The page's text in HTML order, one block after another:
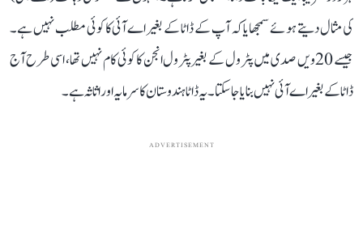
کی مثال دیتے ہوئے سمجھایا کہ آپ کے ڈاٹا کے بغیر اے آئی کا کوئی مطلب نہیں ہے۔
جیسے 20ویں صدی میں پٹرول کے بغیر پٹرول انجن کا کوئی کام نہیں تھا، اسی طرح آج
ڈاٹا کے بغیر اے آئی نہیں بنایا جا سکتا۔ یہ ڈاٹا ہندوستان کا سرمایہ اور اثاثہ ہے۔
ADVERTISEMENT